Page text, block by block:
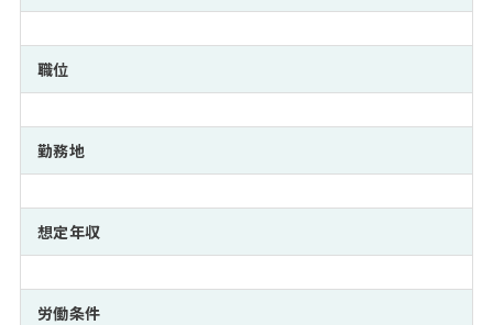
職位
勤務地
想定年収
労働条件